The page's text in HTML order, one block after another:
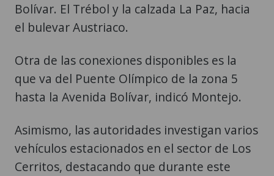
Bolívar. El Trébol y la calzada La Paz, hacia
el bulevar Austriaco.
Otra de las conexiones disponibles es la
que va del Puente Olímpico de la zona 5
hasta la Avenida Bolívar, indicó Montejo.
Asimismo, las autoridades investigan varios
vehículos estacionados en el sector de Los
Cerritos, destacando que durante este